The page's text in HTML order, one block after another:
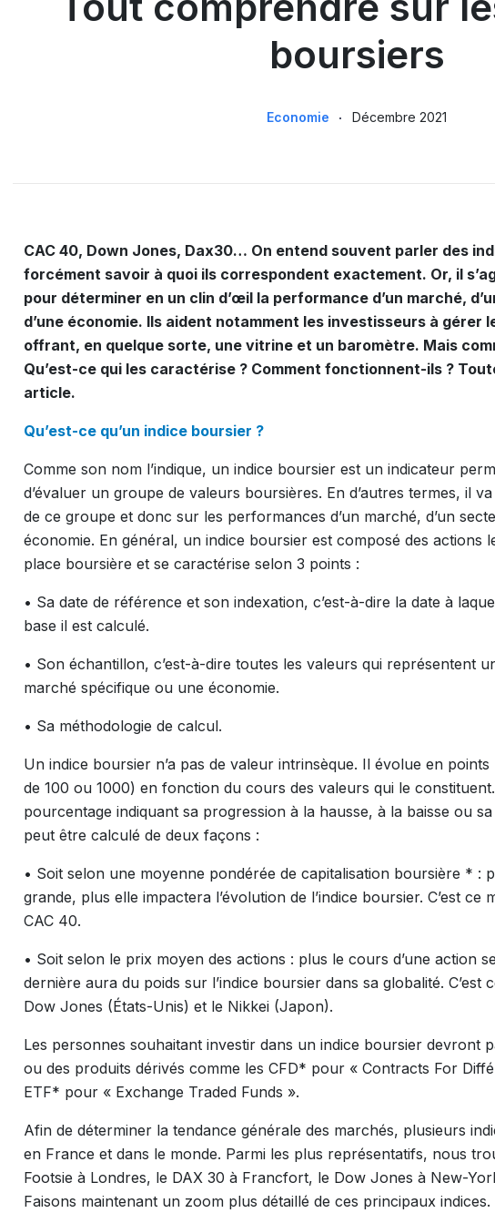
boursiers
Economie Décembre 2021
CAC 40, Down Jones, Dax30… On entend souvent parler des
forcément savoir à quoi ils correspondent exactement. Or, il
pour déterminer en un clin d’œil la performance d’un marché,
d’une économie. Ils aident notamment les investisseurs à gérer
offrant, en quelque sorte, une vitrine et un baromètre. Mais
Qu’est-ce qui les caractérise ? Comment fonctionnent-ils ?
article.
Qu’est-ce qu’un indice boursier ?
Comme son nom l’indique, un indice boursier est un indicateur
d’évaluer un groupe de valeurs boursières. En d’autres termes, il
de ce groupe et donc sur les performances d’un marché, d’un
économie. En général, un indice boursier est composé des actions
place boursière et se caractérise selon 3 points :
• Sa date de référence et son indexation, c’est-à-dire la date à
base il est calculé.
• Son échantillon, c’est-à-dire toutes les valeurs qui représentent
marché spécifique ou une économie.
• Sa méthodologie de calcul.
Un indice boursier n’a pas de valeur intrinsèque. Il évolue en
de 100 ou 1000) en fonction du cours des valeurs qui le
pourcentage indiquant sa progression à la hausse, à la baisse ou
peut être calculé de deux façons :
• Soit selon une moyenne pondérée de capitalisation boursière * :
grande, plus elle impactera l’évolution de l’indice boursier. C’est ce
CAC 40.
• Soit selon le prix moyen des actions : plus le cours d’une action
dernière aura du poids sur l’indice boursier dans sa globalité. C’est
Dow Jones (États-Unis) et le Nikkei (Japon).
Les personnes souhaitant investir dans un indice boursier devront
ou des produits dérivés comme les CFD* pour « Contracts For
ETF* pour « Exchange Traded Funds ».
Afin de déterminer la tendance générale des marchés, plusieurs
en France et dans le monde. Parmi les plus représentatifs, nous
Footsie à Londres, le DAX 30 à Francfort, le Dow Jones à New-
Faisons maintenant un zoom plus détaillé de ces principaux indices.